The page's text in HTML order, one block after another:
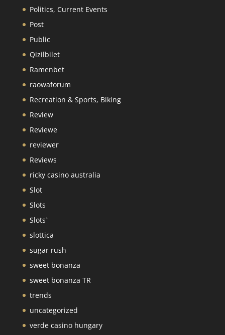
Politics, Current Events
Post
Public
Qizilbilet
Ramenbet
raowaforum
Recreation & Sports, Biking
Review
Reviewe
reviewer
Reviews
ricky casino australia
Slot
Slots
Slots`
slottica
sugar rush
sweet bonanza
sweet bonanza TR
trends
uncategorized
verde casino hungary